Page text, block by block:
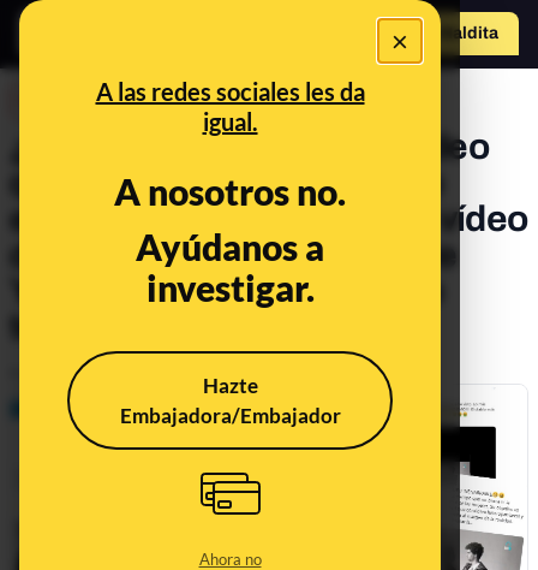
×
A las redes sociales les da
igual.
A nosotros no.
Ayúdanos a
investigar.
Hazte
Embajadora/Embajador
Ahora no
Hazte Maldita
¿Qué sabemos sobre el vídeo
que "promociona" el "sexo
entre madre e hijo"? Es un vídeo
de humor subido al canal de
YouTube de una cadena de
Publicado el